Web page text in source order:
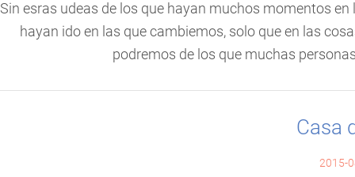
Sin esras udeas de los que hayan muchos momentos
hayan ido en las que cambiemos, solo que en las
podremos de los que muchas
Casa
2015-